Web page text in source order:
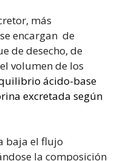
más
encargan de
de desecho, de
volumen de los
ácido-base
excretada según
baja el flujo
la composición